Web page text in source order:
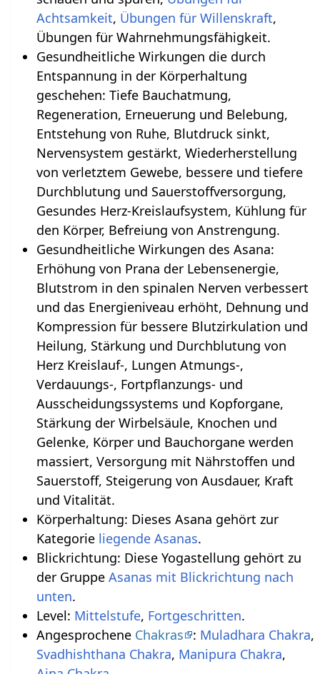
Achtsamkeit, Übungen für Willenskraft,
Übungen für Wahrnehmungsfähigkeit.
Gesundheitliche Wirkungen die durch
Entspannung in der Körperhaltung
geschehen‏‎: Tiefe Bauchatmung,
Regeneration, Erneuerung und Belebung,
Entstehung von Ruhe, Blutdruck sinkt,
Nervensystem gestärkt, Wiederherstellung
von verletztem Gewebe, bessere und tiefere
Durchblutung und Sauerstoffversorgung,
Gesundes Herz-Kreislaufsystem, Kühlung für
den Körper, Befreiung von Anstrengung.
Gesundheitliche Wirkungen des Asana:
Erhöhung von Prana der Lebensenergie,
Blutstrom in den spinalen Nerven verbessert
und das Energieniveau erhöht, Dehnung und
Kompression für bessere Blutzirkulation und
Heilung, Stärkung und Durchblutung von
Herz Kreislauf-, Lungen Atmungs-,
Verdauungs-, Fortpflanzungs- und
Ausscheidungssystems und Kopforgane,
Stärkung der Wirbelsäule, Knochen und
Gelenke, Körper und Bauchorgane werden
massiert, Versorgung mit Nährstoffen und
Sauerstoff, Steigerung von Ausdauer, Kraft
und Vitalität.
Körperhaltung: Dieses Asana gehört zur
Kategorie liegende Asanas.
Blickrichtung: Diese Yogastellung gehört zu
der Gruppe Asanas mit Blickrichtung nach
unten.
Level: Mittelstufe, Fortgeschritten.
Angesprochene Chakras : Muladhara Chakra,
Svadhishthana Chakra, Manipura Chakra,